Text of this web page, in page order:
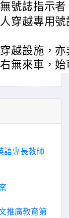
號誌指示
穿越專用
越設施，
無來車，
語專長教師
推廣教育第